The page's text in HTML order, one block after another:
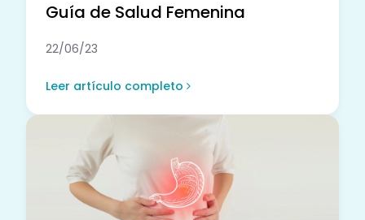
Guía de Salud Femenina
22/06/23
Leer artículo completo